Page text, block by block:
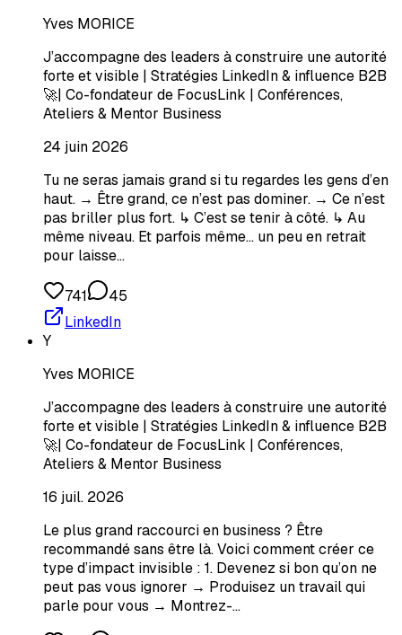
Yves MORICE
J’accompagne des leaders à construire une autorité
forte et visible | Stratégies LinkedIn & influence B2B
🚀| Co-fondateur de FocusLink | Conférences,
Ateliers & Mentor Business
24 juin 2026
Tu ne seras jamais grand si tu regardes les gens d’en
haut. → Être grand, ce n’est pas dominer. → Ce n’est
pas briller plus fort. ↳ C’est se tenir à côté. ↳ Au
même niveau. Et parfois même… un peu en retrait
pour laisse…
741
45
LinkedIn
Y
Yves MORICE
J’accompagne des leaders à construire une autorité
forte et visible | Stratégies LinkedIn & influence B2B
🚀| Co-fondateur de FocusLink | Conférences,
Ateliers & Mentor Business
16 juil. 2026
Le plus grand raccourci en business ? Être
recommandé sans être là. Voici comment créer ce
type d’impact invisible : 1. Devenez si bon qu’on ne
peut pas vous ignorer → Produisez un travail qui
parle pour vous → Montrez-…